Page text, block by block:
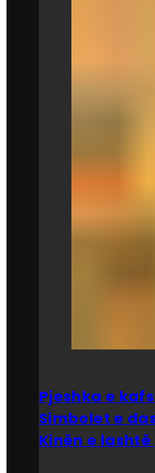
Pjeshka e
Simbolet e
Kinën e lashtë